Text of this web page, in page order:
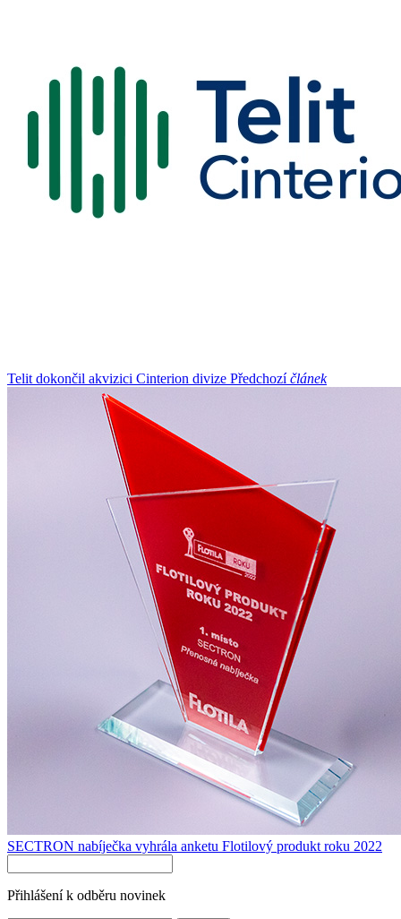
Telit dokončil akvizici Cinterion divize Předchozíčlánek
SECTRON nabíječka vyhrála anketu Flotilový produkt roku 2022
Přihlášení k odběru novinek